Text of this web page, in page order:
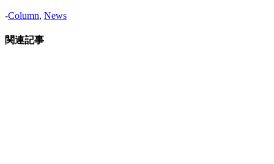
-Column, News
関連記事